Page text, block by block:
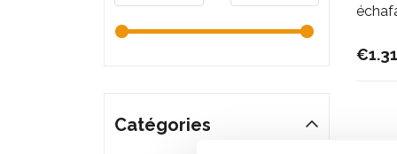
Catégories